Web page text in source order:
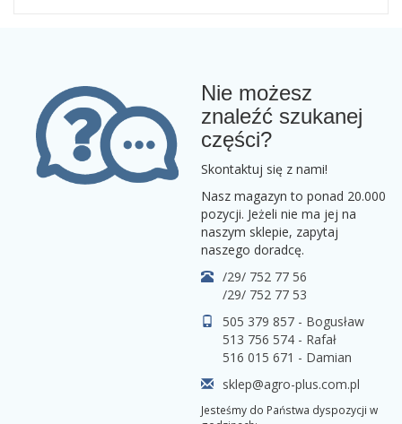
Nie możesz
znaleźć szukanej
części?
Skontaktuj się z nami!
Nasz magazyn to ponad 20.000
pozycji. Jeżeli nie ma jej na
naszym sklepie, zapytaj
naszego doradcę.
/29/ 752 77 56
/29/ 752 77 53
505 379 857 - Bogusław
513 756 574 - Rafał
516 015 671 - Damian
sklep@agro-plus.com.pl
Jesteśmy do Państwa dyspozycji w